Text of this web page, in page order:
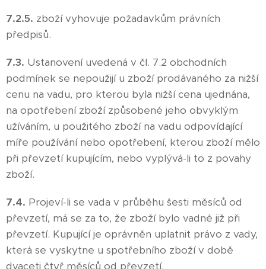
7.2.5. zboží vyhovuje požadavkům právních
předpisů.
7.3. Ustanovení uvedená v čl. 7.2 obchodních
podmínek se nepoužijí u zboží prodávaného za nižší
cenu na vadu, pro kterou byla nižší cena ujednána,
na opotřebení zboží způsobené jeho obvyklým
užíváním, u použitého zboží na vadu odpovídající
míře používání nebo opotřebení, kterou zboží mělo
při převzetí kupujícím, nebo vyplývá-li to z povahy
zboží.
7.4. Projeví-li se vada v průběhu šesti měsíců od
převzetí, má se za to, že zboží bylo vadné již při
převzetí. Kupující je oprávněn uplatnit právo z vady,
která se vyskytne u spotřebního zboží v době
dvaceti čtyř měsíců od převzetí.